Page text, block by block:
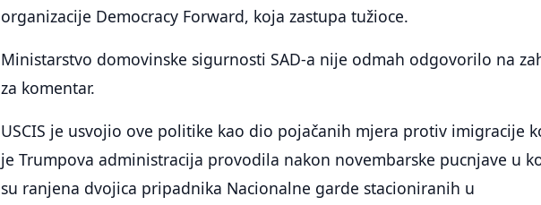
organizacije Democracy Forward, koja zastupa tužioce.
Ministarstvo domovinske sigurnosti SAD-a nije odmah odgovorilo na
za komentar.
USCIS je usvojio ove politike kao dio pojačanih mjera protiv imigracije
je Trumpova administracija provodila nakon novembarske pucnjave u
su ranjena dvojica pripadnika Nacionalne garde stacioniranih u